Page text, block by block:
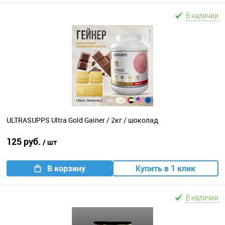
В наличии
ULTRASUPPS Ultra Gold Gainer / 2кг / шоколад
125 руб. / шт
В корзину Купить в 1 клик
В наличии